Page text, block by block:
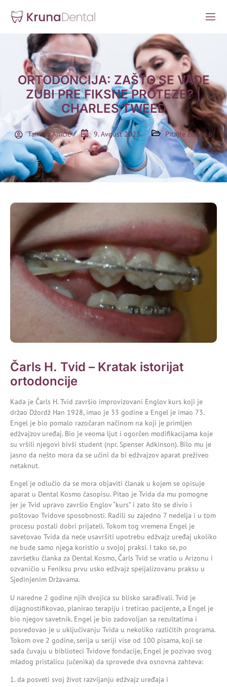
ORTODONCIJA: ZAŠTO SE VADE
ZUBI PRE FIKSNE PROTEZE? |
CHARLES TWEED
Tamara Aničić 9. Avgust 2023. Pitajte zubarku
Čarls H. Tvid – Kratak istorijat
ortodoncije
Kada je Čarls H. Tvid završio improvizovani Englov kurs koji je
držao Džordž Han 1928, imao je 33 godine a Engel je imao 73.
Engel je bio pomalo razočaran načinom na koji je primljen
edžvajzov uređaj. Bio je veoma ljut i ogorčen modifikacijama koje
su vršili njegovi bivši student (npr. Spenser Adkinson). Bilo mu je
jasno da nešto mora da se učini da bi edžvajzov aparat preživeo
netaknut.
Engel je odlučio da se mora objaviti članak u kojem se opisuje
aparat u Dental Kosmo časopisu. Pitao je Tvida da mu pomogne
jer je Tvid upravo završio Englov “kurs” i zato što se divio i
poštovao Tvidove sposobnosti. Radili su zajedno 7 nedelja i u tom
procesu postali dobri prijateli. Tokom tog vremena Engel je
savetovao Tvida da neće usavršiti upotrebu edžvajz uređaj ukoliko
ne bude samo njega koristio u svojoj praksi. I tako se, po
završetku članka za Dental Kosmo, Čarls Tvid se vratio u Arizonu i
ozvaničio u Feniksu prvu usko edžvajz speijalizovanu praksu u
Sjedinjenim Državama.
U naredne 2 godine njih dvojica su blisko sarađivali. Tvid je
dijagnostifikovao, planirao terapiju i tretirao pacijente, a Engel je
bio njegov savetnik. Engel je bio zadovoljan sa rezultatima i
posredovao je u uključivanju Tvida u nekoliko različitih programa.
Tokom ove 2 godine, serija u seriji vise od 100 pisama, koji se
sada čuvaju u biblioteci Tvidove fondacije, Engel je pozivao svog
mladog pristalicu (učenika) da sprovede dva osnovna zahteva:
1. da posveti svoj život razvijanju edžvajz uređaja i